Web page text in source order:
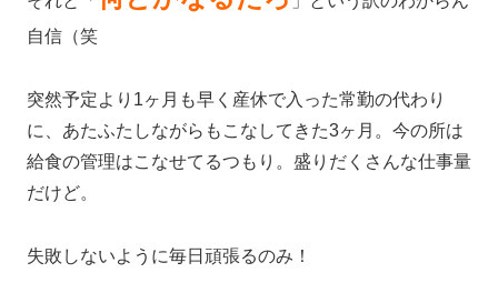
自信（笑
突然予定より1ヶ月も早く産休で入った常勤の代わり
に、あたふたしながらもこなしてきた3ヶ月。今の所は
給食の管理はこなせてるつもり。盛りだくさんな仕事量
だけど。
失敗しないように毎日頑張るのみ！